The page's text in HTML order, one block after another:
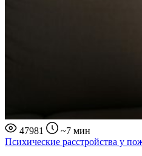
47981
~7 мин
Психические расстройства у